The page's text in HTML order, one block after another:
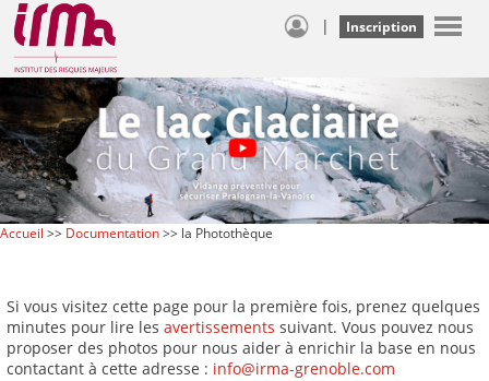
| Inscription
Accueil >> Documentation>> la Photothèque
Si vous visitez cette page pour la première fois, prenez quelques
minutes pour lire les avertissements suivant. Vous pouvez nous
proposer des photos pour nous aider à enrichir la base en nous
contactant à cette adresse : info@irma-grenoble.com